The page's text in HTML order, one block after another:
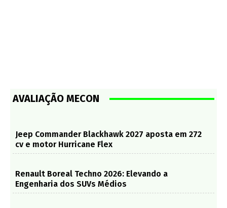
AVALIAÇÃO MECON
Jeep Commander Blackhawk 2027 aposta em 272
cv e motor Hurricane Flex
Renault Boreal Techno 2026: Elevando a
Engenharia dos SUVs Médios